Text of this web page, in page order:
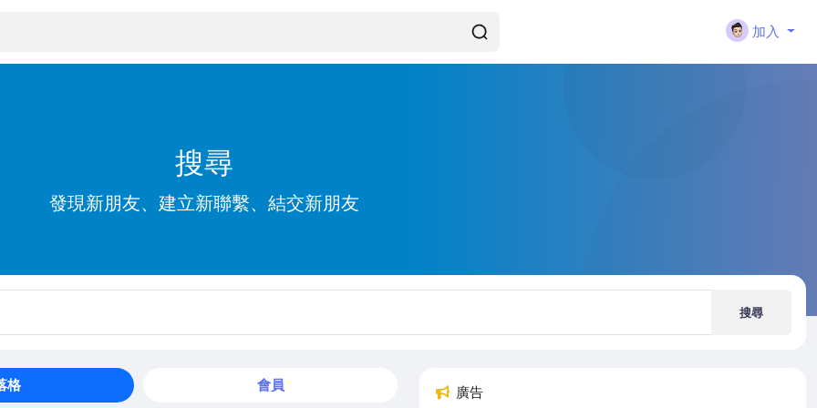
加入
搜尋
發現新朋友、建立新聯繫、結交新朋友
搜尋
格 會員 廣告